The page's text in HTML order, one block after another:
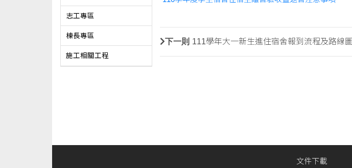
志工專區
棟長專區
施工相關工程
下一則 111學年大一新生進住宿舍報到流程及路線圖
文件下載